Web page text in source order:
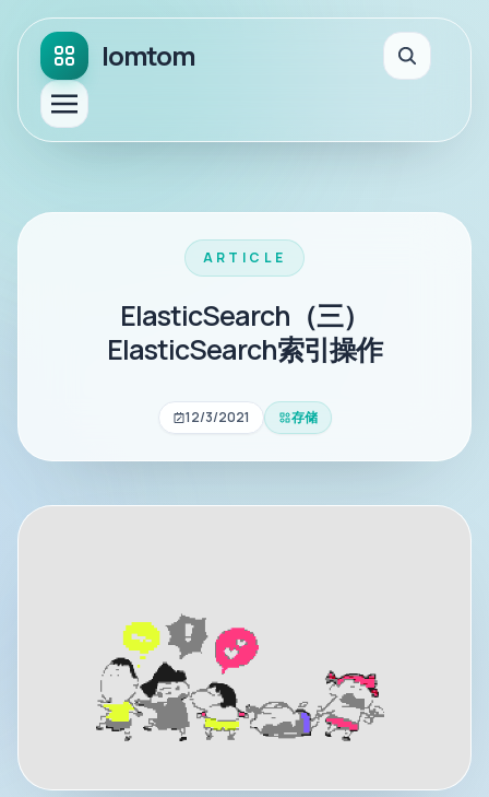
lomtom
ARTICLE
ElasticSearch（三）
ElasticSearch索引操作
12/3/2021 存储